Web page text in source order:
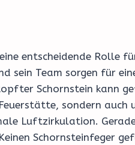
entscheidende Rolle
sein Team sorgen für
Schornstein kann
sondern
Luftzirkulation.
Schornsteinfeger